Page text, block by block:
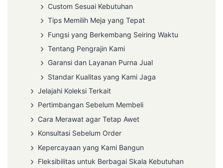
Custom Sesuai Kebutuhan
Tips Memilih Meja yang Tepat
Fungsi yang Berkembang Seiring Waktu
Tentang Pengrajin Kami
Garansi dan Layanan Purna Jual
Standar Kualitas yang Kami Jaga
Jelajahi Koleksi Terkait
Pertimbangan Sebelum Membeli
Cara Merawat agar Tetap Awet
Konsultasi Sebelum Order
Kepercayaan yang Kami Bangun
Fleksibilitas untuk Berbagai Skala Kebutuhan